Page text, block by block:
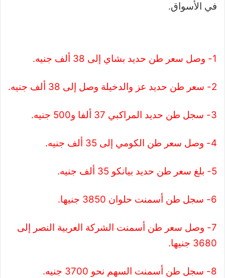
في الأسواق.
1- وصل سعر طن حديد بشاي إلى 38 ألف جنيه.
2- سعر طن حديد عز والدخيلة وصل إلى 38 ألف جنيه.
3- سجل طن حديد المراكبي 37 ألفا و500 جنيه.
4- وصل سعر طن الكومي إلى 35 ألف جنيه.
5- بلغ سعر طن حديد بيانكو 35 ألف جنيه.
6- سجل طن أسمنت حلوان 3850 جنيها.
7- وصل سعر طن أسمنت الشركة العربية النصر إلى
3680 جنيها.
8- سجل طن أسمنت السهم نحو 3700 جنيه.